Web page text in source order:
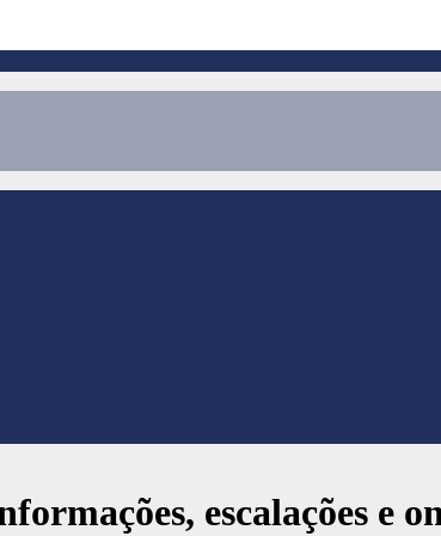
escalações e